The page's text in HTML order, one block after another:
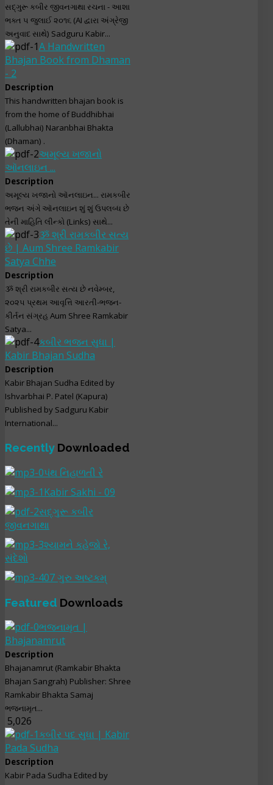
સદ્‌ગુરૂ કબીર જીવનગાથા રચના - આશા
ભક્ત ૫ જુલાઈ ૨૦૧૬ (AI દ્વારા અંગ્રેજી
અનુવાદ સાથે) Sadguru Kabir...
A Handwritten
Bhajan Book from Dhaman
- 2
Description
This handwritten bhajan book is
from the home of Buddhibhai
(Lallubhai) Naranbhai Bhakta
(Dhaman) .
અમૂલ્ય ખજાનો
ઑનલાઇન ...
Description
અમૂલ્ય ખજાનો ઑનલાઇન... રામકબીર
ભજન અંગે ઑનલાઇન શું શું ઉપલબ્ધ છે
તેની માહિતિ લીન્કો (Links) સાથે...
ૐ શ્રી રામકબીર સત્ય
છે | Aum Shree Ramkabir
Satya Chhe
Description
ૐ શ્રી રામકબીર સત્ય છે નવેમ્બર,
૨૦૨૫ પ્રથમ આવૃત્તિ આરતી-ભજન-
કીર્તન સંગ્રહ Aum Shree Ramkabir
Satya...
કબીર ભજન સુધા |
Kabir Bhajan Sudha
Description
Kabir Bhajan Sudha Edited by
Ishvarbhai P. Patel (Kapura)
Published by Sadguru Kabir
International...
Recently Downloaded
પંથ નિહાળતી રે
Kabir Sakhi - 09
સદ્‌ગુરૂ કબીર
જીવનગાથા
શ્યામને કહેજો રે,
સંદેશો
07 ગુરુ અષ્ટકમ્
Featured Downloads
ભજનામૃત |
Bhajanamrut
Description
Bhajanamrut (Ramkabir Bhakta
Bhajan Sangrah) Publisher: Shree
Ramkabir Bhakta Samaj
ભજનામૃત...
5,026
કબીર પદ સુધા | Kabir
Pada Sudha
Description
Kabir Pada Sudha Edited by